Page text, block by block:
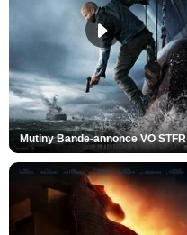
Mutiny Bande-annonce VO STFR